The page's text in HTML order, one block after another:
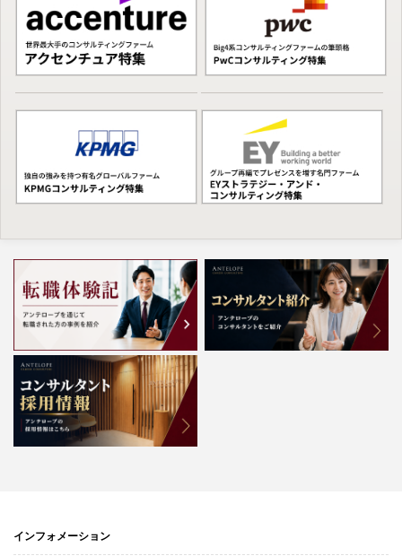
インフォメーション